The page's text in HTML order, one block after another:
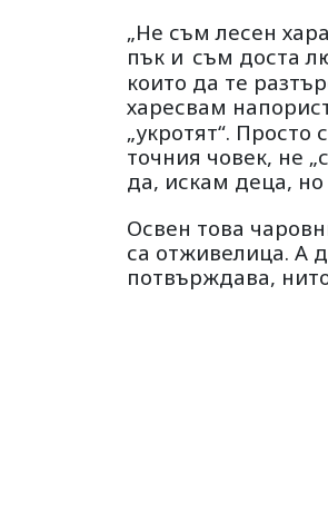
„Не съм лесен
пък и съм доста
които да те
харесвам
„укротят“.
точния човек, не
да, искам деца, но
Освен това
са отживелица. А
потвърждава,